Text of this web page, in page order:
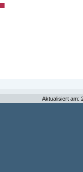
Aktualisiert am: